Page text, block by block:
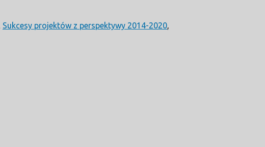
Sukcesy projektów z perspektywy 2014-2020,